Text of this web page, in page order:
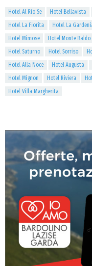
Hotel Al Rio Se Hotel Bellavista
Hotel La Fiorita
Hotel La
Hotel Mimose
Hotel Monte Baldo
Hotel Saturno
Hotel Sorriso
Hotel Alla Noce
Hotel Augusta
Hotel Mignon
Hotel Riviera
Hotel Villa Margherita